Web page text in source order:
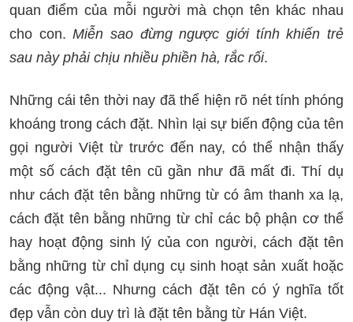
quan điểm của mỗi người mà chọn tên khác nhau
cho con.Miễn sao đừng ngược giới tính khiến trẻ
sau này phải chịu nhiều phiền hà, rắc rối.
Những cái tên thời nay đã thể hiện rõ nét tính phóng
khoáng trong cách đặt. Nhìn lại sự biến động của tên
gọi người Việt từ trước đến nay, có thể nhận thấy
một số cách đặt tên cũ gần như đã mất đi. Thí dụ
như cách đặt tên bằng những từ có âm thanh xa lạ,
cách đặt tên bằng những từ chỉ các bộ phận cơ thể
hay hoạt động sinh lý của con người, cách đặt tên
bằng những từ chỉ dụng cụ sinh hoạt sản xuất hoặc
các động vật... Nhưng cách đặt tên có ý nghĩa tốt
đẹp vẫn còn duy trì là đặt tên bằng từ Hán Việt.